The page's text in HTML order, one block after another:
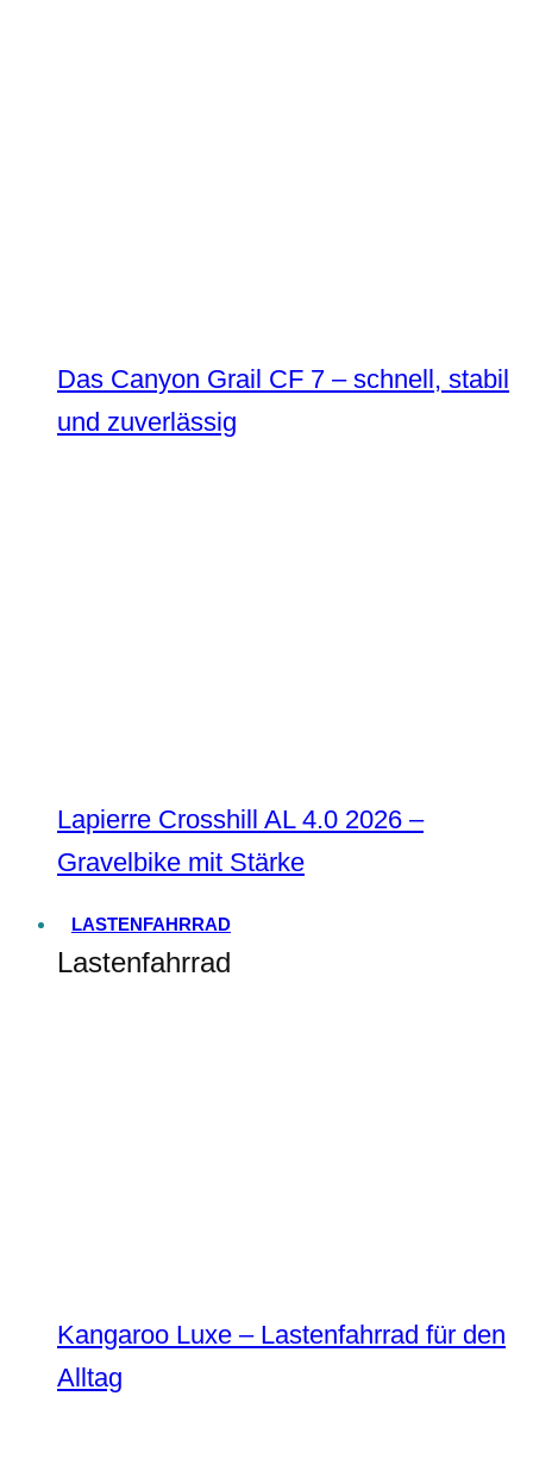
Das Canyon Grail CF 7 – schnell, stabil
und zuverlässig
Lapierre Crosshill AL 4.0 2026 –
Gravelbike mit Stärke
LASTENFAHRRAD
Lastenfahrrad
Kangaroo Luxe – Lastenfahrrad für den
Alltag